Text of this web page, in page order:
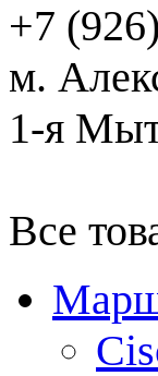
+7
м.
1-я
Все